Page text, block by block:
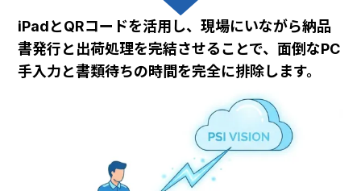
iPadとQRコードを活用し、現場にいながら納品
書発行と出荷処理を完結させることで、面倒なPC
手入力と書類待ちの時間を完全に排除します。